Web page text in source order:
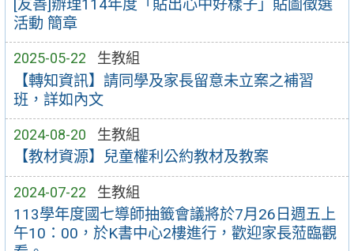
[友善]辦理114年度「貼出心中好樣子」貼圖徵選
活動 簡章
2025-05-22 生教組
【轉知資訊】請同學及家長留意未立案之補習
班，詳如內文
2024-08-20 生教組
【教材資源】兒童權利公約教材及教案
2024-07-22 生教組
113學年度國七導師抽籤會議將於7月26日週五上
午10：00，於K書中心2樓進行，歡迎家長蒞臨觀